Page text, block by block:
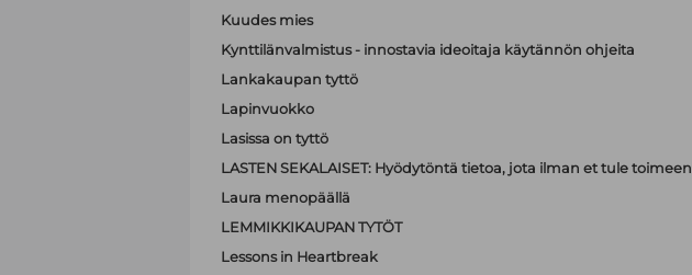
Kuudes mies
Kynttilänvalmistus - innostavia ideoitaja käytännön ohjeita
Lankakaupan tyttö
Lapinvuokko
Lasissa on tyttö
LASTEN SEKALAISET: Hyödytöntä tietoa, jota ilman et tule toimeen
Laura menopäällä
LEMMIKKIKAUPAN TYTÖT
Lessons in Heartbreak